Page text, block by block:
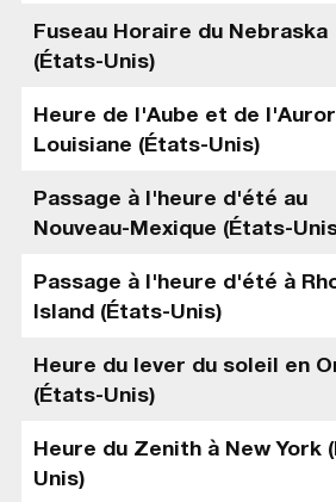
Fuseau Horaire du Nebraska
(États-Unis)
Heure de l'Aube et de
Louisiane (États-Unis)
Passage à l'heure d'été au
Nouveau-Mexique (États-
Passage à l'heure d'été à
Island (États-Unis)
Heure du lever du soleil en
(États-Unis)
Heure du Zenith à New York
Unis)